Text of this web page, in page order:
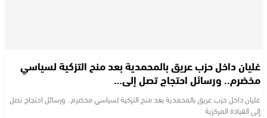
غليان داخل حزب عريق بالمحمدية بعد منح التزكية لسياسي
مخضرم.. ورسائل احتجاج تصل إلى…
غليان داخل حزب عريق بالمحمدية بعد منح التزكية لسياسي مخضرم.. ورسائل احتجاج تصل
إلى القيادة المركزية